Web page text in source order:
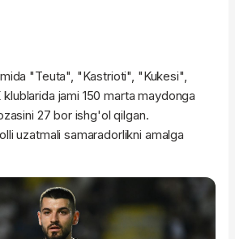
"Teuta", "Kastrioti", "Kukesi",
jami 150 marta maydonga
27 bor ishg'ol qilgan.
uzatmali samaradorlikni amalga